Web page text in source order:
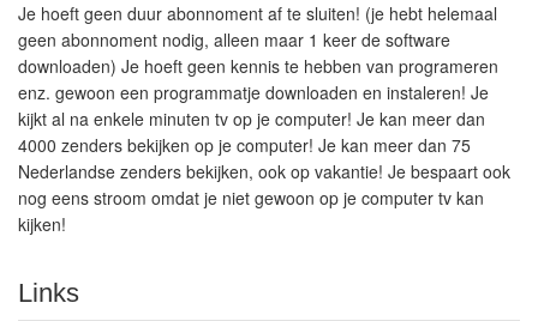
Je hoeft geen duur abonnoment af te sluiten! (je hebt helemaal
geen abonnoment nodig, alleen maar 1 keer de software
downloaden) Je hoeft geen kennis te hebben van programeren
enz. gewoon een programmatje downloaden en instaleren! Je
kijkt al na enkele minuten tv op je computer! Je kan meer dan
4000 zenders bekijken op je computer! Je kan meer dan 75
Nederlandse zenders bekijken, ook op vakantie! Je bespaart ook
nog eens stroom omdat je niet gewoon op je computer tv kan
kijken!
Links